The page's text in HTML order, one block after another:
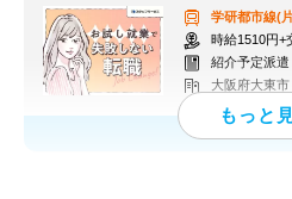
学研都市線(
時給1510円+
紹介予定派遣
大阪府大東市